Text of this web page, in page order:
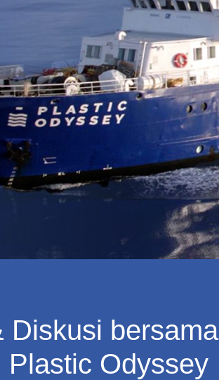
Diskusi bersama
Odyssey